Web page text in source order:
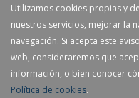
Utilizamos cookies propias y
nuestros servicios, mejorar la
navegación. Si acepta este
web, consideraremos que
información, o bien conocer
Política de cookies.